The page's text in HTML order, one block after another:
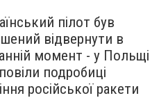
пілот був
відвернути в
момент - у Польщі
подробиці
російської ракети